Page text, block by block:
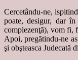
Cercetându-ne,
poate, desigur, dar
complezenţă), vom fi,
Apoi, pregătindu-ne
şi obşteasca Judecată